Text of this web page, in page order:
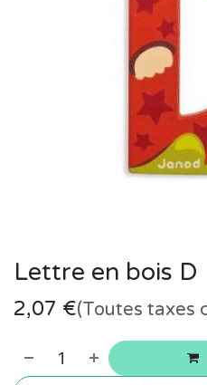
Lettre en bois D
2,07 €(Toutes taxes